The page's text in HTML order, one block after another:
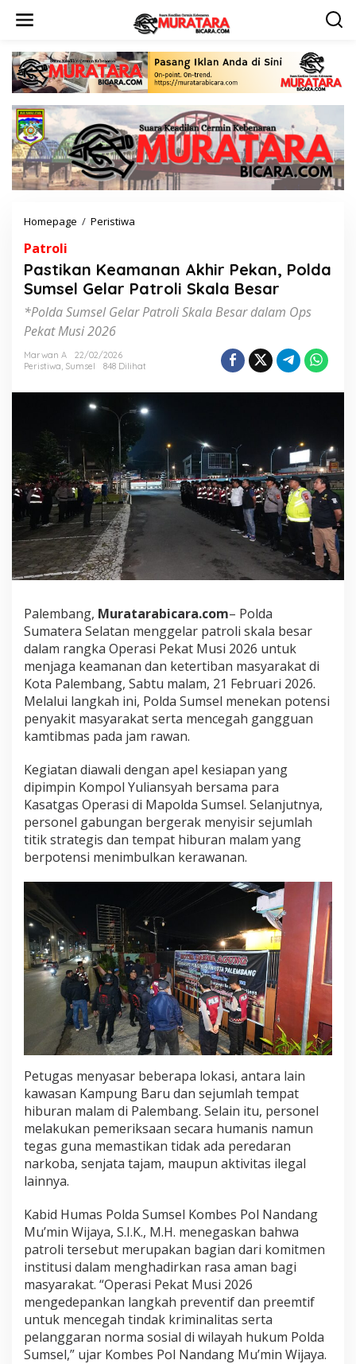
Homepage / Peristiwa
t
k
a
a
a
n
a
k
h
i
P
e
k
a
n
P
o
d
a
S
u
m
s
e
G
l
a
r
P
a
t
r
i
S
k
a
l
a
B
e
s
a
Patroli
Pastikan Keamanan Akhir Pekan, Polda
Sumsel Gelar Patroli Skala Besar
*Polda Sumsel Gelar Patroli Skala Besar dalam Ops
Pekat Musi 2026
Marwan A
22/02/2026
Peristiwa, Sumsel 848 Dilihat
Palembang, Muratarabicara.com– Polda
Sumatera Selatan menggelar patroli skala besar
dalam rangka Operasi Pekat Musi 2026 untuk
menjaga keamanan dan ketertiban masyarakat di
Kota Palembang, Sabtu malam, 21 Februari 2026.
Melalui langkah ini, Polda Sumsel menekan potensi
penyakit masyarakat serta mencegah gangguan
kamtibmas pada jam rawan.
Kegiatan diawali dengan apel kesiapan yang
dipimpin Kompol Yuliansyah bersama para
Kasatgas Operasi di Mapolda Sumsel. Selanjutnya,
personel gabungan bergerak menyisir sejumlah
titik strategis dan tempat hiburan malam yang
berpotensi menimbulkan kerawanan.
Petugas menyasar beberapa lokasi, antara lain
kawasan Kampung Baru dan sejumlah tempat
hiburan malam di Palembang. Selain itu, personel
melakukan pemeriksaan secara humanis namun
tegas guna memastikan tidak ada peredaran
narkoba, senjata tajam, maupun aktivitas ilegal
lainnya.
Kabid Humas Polda Sumsel Kombes Pol Nandang
Mu’min Wijaya, S.I.K., M.H. menegaskan bahwa
patroli tersebut merupakan bagian dari komitmen
institusi dalam menghadirkan rasa aman bagi
masyarakat. “Operasi Pekat Musi 2026
mengedepankan langkah preventif dan preemtif
untuk mencegah tindak kriminalitas serta
pelanggaran norma sosial di wilayah hukum Polda
Sumsel,” ujar Kombes Pol Nandang Mu’min Wijaya.